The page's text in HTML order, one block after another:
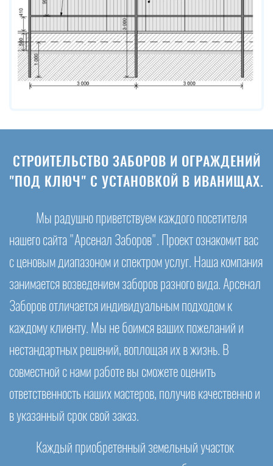
СТРОИТЕЛЬСТВО ЗАБОРОВ И ОГРАЖДЕНИЙ
"ПОД КЛЮЧ" С УСТАНОВКОЙ В ИВАНИЩАХ.
Мы радушно приветствуем каждого посетителя
нашего сайта "Арсенал Заборов". Проект ознакомит вас
с ценовым диапазоном и спектром услуг. Наша компания
занимается возведением заборов разного вида. Арсенал
Заборов отличается индивидуальным подходом к
каждому клиенту. Мы не боимся ваших пожеланий и
нестандартных решений, воплощая их в жизнь. В
совместной с нами работе вы сможете оценить
ответственность наших мастеров, получив качественно и
в указанный срок свой заказ.
Каждый приобретенный земельный участок